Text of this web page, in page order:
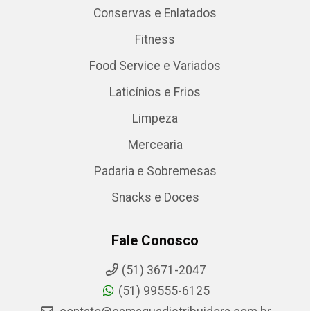
Conservas e Enlatados
Fitness
Food Service e Variados
Laticínios e Frios
Limpeza
Mercearia
Padaria e Sobremesas
Snacks e Doces
Fale Conosco
(51) 3671-2047
(51) 99555-6125